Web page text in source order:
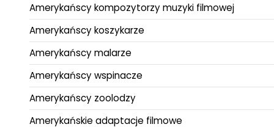
Amerykańscy kompozytorzy muzyki filmowej
Amerykańscy koszykarze
Amerykańscy malarze
Amerykańscy wspinacze
Amerykańscy zoolodzy
Amerykańskie adaptacje filmowe